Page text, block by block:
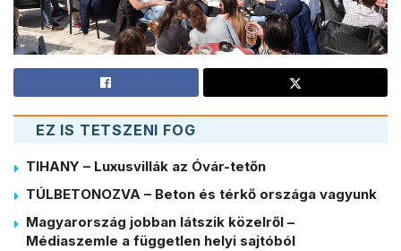
EZ IS TETSZENI FOG
TIHANY – Luxusvillák az Óvár-tetőn
TÚLBETONOZVA – Beton és térkő országa vagyunk
Magyarország jobban látszik közelről –
Médiaszemle a független helyi sajtóból